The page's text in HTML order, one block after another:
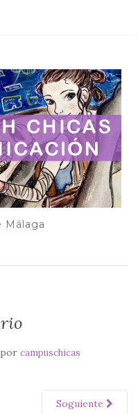
Málaga
por campuschicas
Soguiente